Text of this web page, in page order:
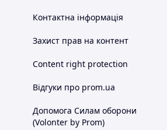
Контактна інформація
Захист прав на контент
Content right protection
Відгуки про prom.ua
Допомога Силам оборони
(Volonter by Prom)